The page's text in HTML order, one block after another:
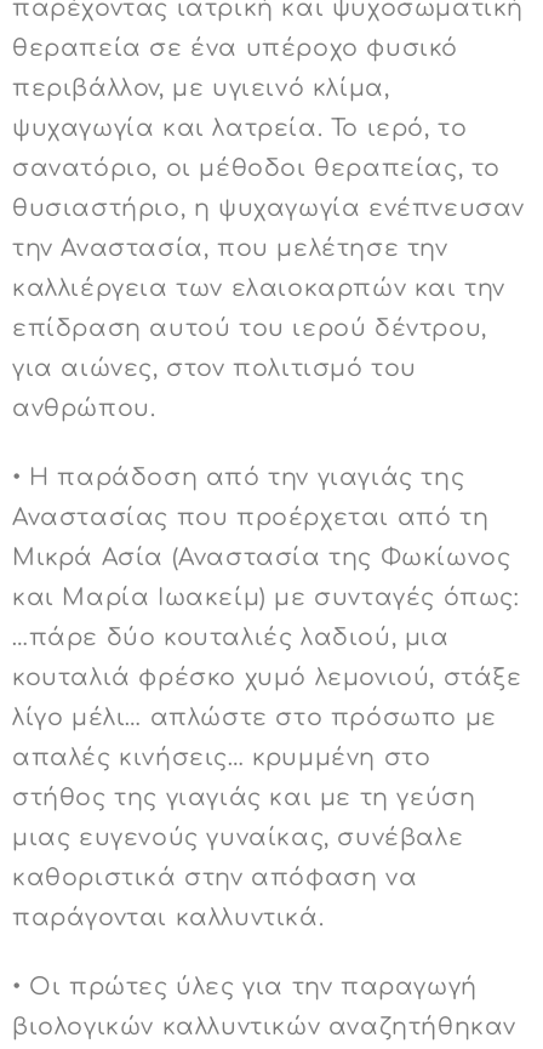
παρέχοντας ιατρική και ψυχοσωματική
θεραπεία σε ένα υπέροχο φυσικό
περιβάλλον, με υγιεινό κλίμα,
ψυχαγωγία και λατρεία. Το ιερό, το
σανατόριο, οι μέθοδοι θεραπείας, το
θυσιαστήριο, η ψυχαγωγία ενέπνευσαν
την Αναστασία, που μελέτησε την
καλλιέργεια των ελαιοκαρπών και την
επίδραση αυτού του ιερού δέντρου,
για αιώνες, στον πολιτισμό του
ανθρώπου.
• Η παράδοση από την γιαγιάς της
Αναστασίας που προέρχεται από τη
Μικρά Ασία (Αναστασία της Φωκίωνος
και Μαρία Ιωακείμ) με συνταγές όπως:
…πάρε δύο κουταλιές λαδιού, μια
κουταλιά φρέσκο χυμό λεμονιού, στάξε
λίγο μέλι… απλώστε στο πρόσωπο με
απαλές κινήσεις… κρυμμένη στο
στήθος της γιαγιάς και με τη γεύση
μιας ευγενούς γυναίκας, συνέβαλε
καθοριστικά στην απόφαση να
παράγονται καλλυντικά.
• Οι πρώτες ύλες για την παραγωγή
βιολογικών καλλυντικών αναζητήθηκαν